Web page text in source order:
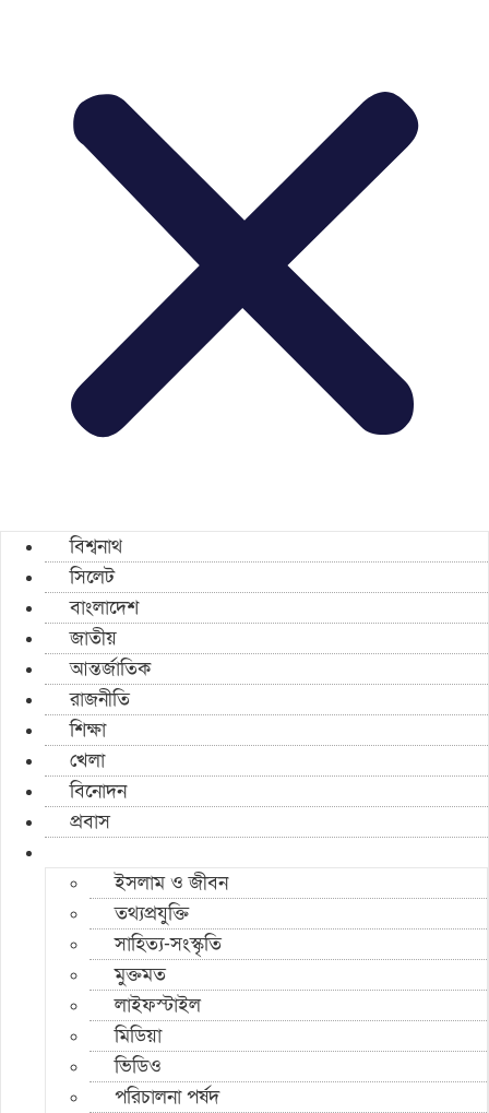
বিশ্বনাথ
সিলেট
বাংলাদেশ
জাতীয়
আন্তর্জাতিক
রাজনীতি
শিক্ষা
খেলা
বিনোদন
প্রবাস
ইসলাম ও জীবন
তথ্যপ্রযুক্তি
সাহিত্য-সংস্কৃতি
মুক্তমত
লাইফস্টাইল
মিডিয়া
ভিডিও
পরিচালনা পর্ষদ